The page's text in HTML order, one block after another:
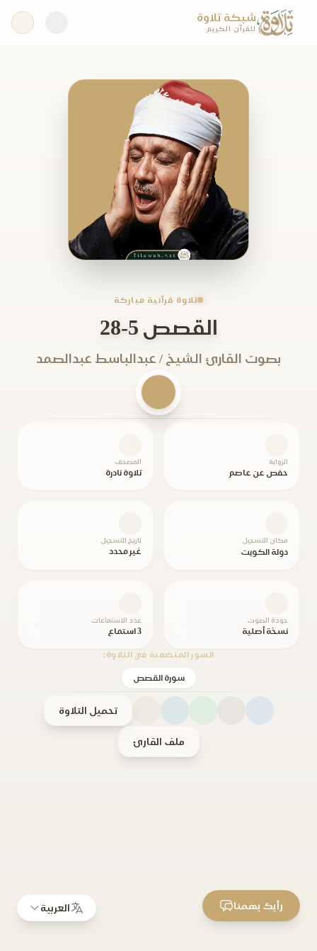
شبكة تلاوة
للقرآن الكريم
تلاوة قرآنية مباركة
القصص 5-28
بصوت القارئ الشيخ / عبدالباسط عبدالصمد
الرواية
حفص عن عاصم
المصحف
تلاوة نادرة
مكان التسجيل
دولة الكويت
تاريخ التسجيل
غير محدد
جودة الصوت
نسخة أصلية
عدد الاستماعات
3 استماع
السور المتضمنة في التلاوة:
سورة القصص
تحميل التلاوة
ملف القارئ
العربية رأيك يهمنا